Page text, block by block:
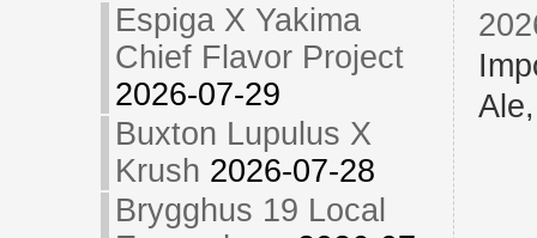
Espiga X Yakima
Chief Flavor Project
2026-07-29
Buxton Lupulus X
Krush 2026-07-28
Brygghus 19 Local